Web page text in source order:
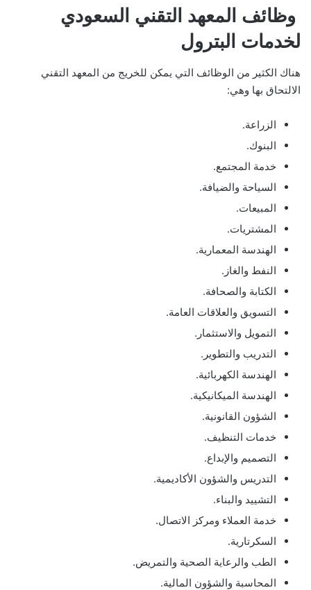
وظائف المعهد التقني السعودي
لخدمات البترول
هناك الكثير من الوظائف التي يمكن للخريج من المعهد التقني
الالتحاق بها وهي:
الزراعة.
البنوك.
خدمة المجتمع.
السياحة والضيافة.
المبيعات.
المشتريات.
الهندسة المعمارية.
النفط والغاز.
الكتابة والصحافة.
التسويق والعلاقات العامة.
التمويل والاستثمار.
التدريب والتطوير.
الهندسة الكهربائية.
الهندسة الميكانيكية.
الشؤون القانونية.
خدمات التنظيف.
التصميم والإبداع.
التدريس والشؤون الأكاديمية.
التشييد والبناء.
خدمة العملاء ومركز الاتصال.
السكرتارية.
الطب والرعاية الصحية والتمريض.
المحاسبة والشؤون المالية.